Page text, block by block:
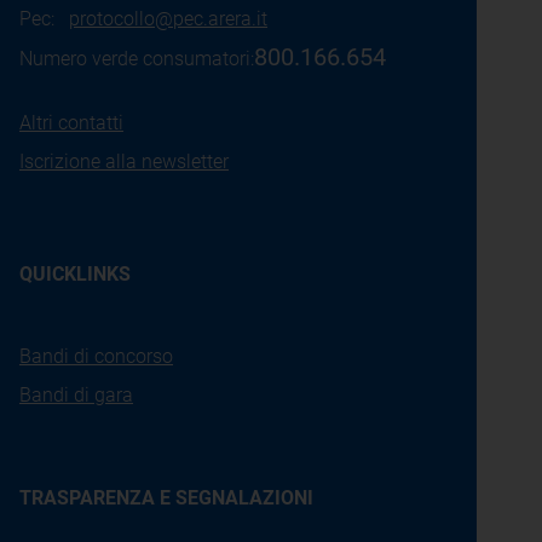
Pec: protocollo@pec.arera.it
Numero verde consumatori:800.166.654
Altri contatti
Iscrizione alla newsletter
QUICKLINKS
Bandi di concorso
Bandi di gara
TRASPARENZA E SEGNALAZIONI